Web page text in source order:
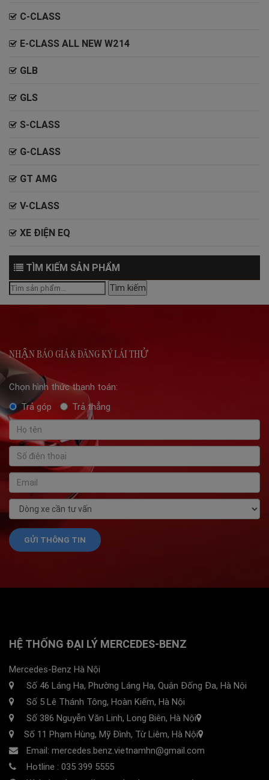
C-CLASS
E-CLASS ALL NEW W214
GLB
GLS
S-CLASS
G-CLASS
GT AMG
V-CLASS
XE ĐIỆN EQ
TÌM KIẾM SẢN PHẨM
Tìm
Tìm kiếm
NHẬN BÁO GIÁ & ĐĂNG KÝ LÁI THỬ
Chọn hình thức thanh toán:
Trả góp
Trả thẳng
HỆ THỐNG ĐẠI LÝ MERCEDES-BENZ
Mercedes-Benz Hà Nội
Số 46 Láng Hạ, Phường Láng Hạ, Quận Đống Đa, Hà Nội
Số 5 Lê Thánh Tông, Hoàn Kiếm, Hà Nội
Số 386 Nguyễn Văn Linh, Long Biên, Hà Nội
Số 11 Phạm Hùng, Mỹ Đình, Từ Liêm, Hà Nội
Email: mercedes.benz.vietnamhn@gmail.com
Hotline : 035 399 5555